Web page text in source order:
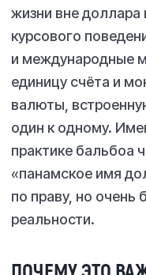
жизни вне доллара
курсового
и международные
единицу счёта и
валюты,
один к одному.
практике бальбоа
«панамское имя
по праву, но очень
реальности.